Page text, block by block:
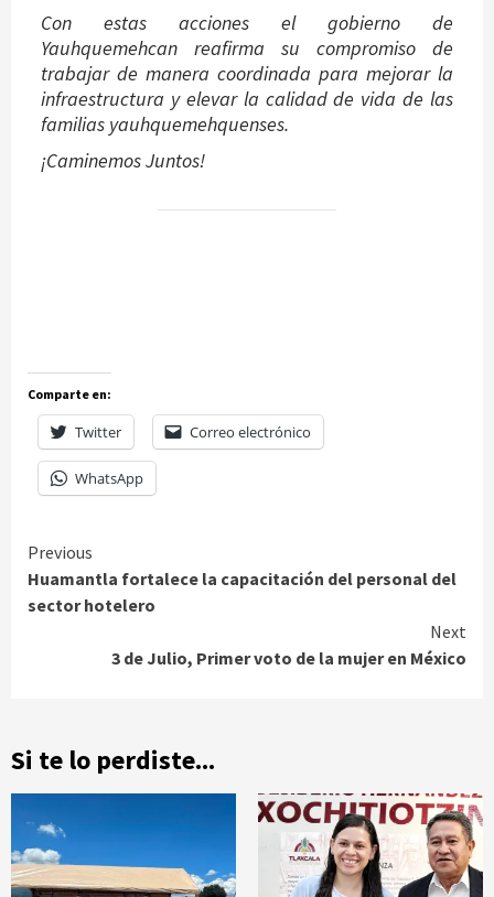
Con estas acciones el gobierno de
Yauhquemehcan reafirma su compromiso de
trabajar de manera coordinada para mejorar la
infraestructura y elevar la calidad de vida de las
familias yauhquemehquenses.
¡Caminemos Juntos!
Comparte en:
Twitter Correo electrónico
WhatsApp
Continue
Reading
Previous
Huamantla fortalece la capacitación del personal del
sector hotelero
Next
3 de Julio, Primer voto de la mujer en México
Si te lo perdiste...